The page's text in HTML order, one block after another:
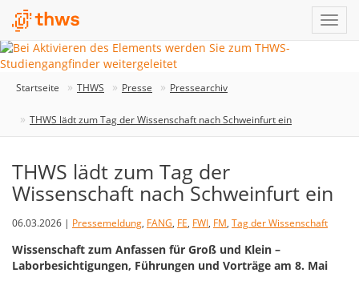
Startseite THWS Presse Pressearchiv
THWS lädt zum Tag der Wissenschaft nach Schweinfurt ein
THWS lädt zum Tag der
Wissenschaft nach Schweinfurt ein
06.03.2026 | Pressemeldung, FANG, FE, FWI, FM, Tag der Wissenschaft
Wissenschaft zum Anfassen für Groß und Klein –
Laborbesichtigungen, Führungen und Vorträge am 8. Mai